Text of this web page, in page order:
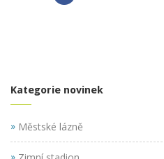
Kategorie novinek
» Městské lázně
»